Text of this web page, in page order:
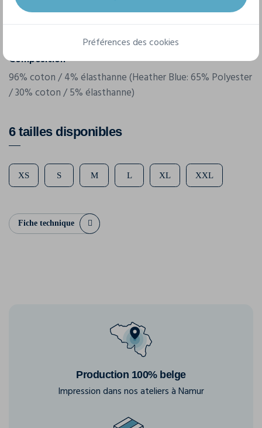
Grammage
Composition
96% coton / 4% élasthanne (Heather Blue: 65% Polyester
/ 30% coton / 5% élasthanne)
6 tailles disponibles
XS S M L XL XXL
Fiche technique
Production 100% belge
Impression dans nos ateliers à Namur
Préférences des cookies